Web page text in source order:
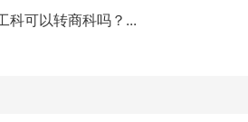
科可以转商科吗？...